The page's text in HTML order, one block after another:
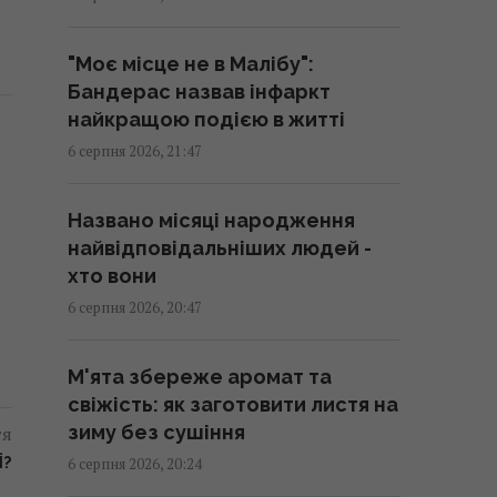
Ці знаки на долоні є не у всіх:
що вони означають
Дістатися "нуля" стає майже
неможливим завданням, -
Business Insider
Після скандалу у Федерації
футболу Інфантіно зберіг
посаду, хоча Європа йому не
"Моє місце не в Малібу":
Бандерас назвав інфаркт
найкращою подією в житті
6 серпня 2026, 21:47
Названо місяці народження
найвідповідальніших людей -
хто вони
6 серпня 2026, 20:47
М'ята збереже аромат та
свіжість: як заготовити листя на
зиму без сушіння
6 серпня 2026, 20:24